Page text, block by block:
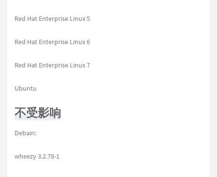
Red Hat Enterprise Linux 5
Red Hat Enterprise Linux 6
Red Hat Enterprise Linux 7
Ubuntu
不受影响
Debain:
wheezy 3.2.78-1